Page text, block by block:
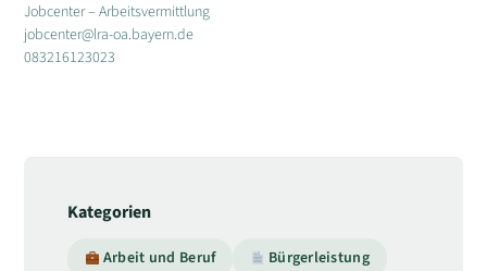
Jobcenter – Arbeitsvermittlung
jobcenter@lra-oa.bayern.de
083216123023
Kategorien
Arbeit und Beruf Bürgerleistung